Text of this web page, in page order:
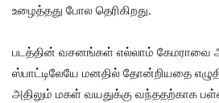
உழைத்தது போல தெரிகிறது.
படத்தின் வசனங்கள் எல்லாம் கேமராவை
ஸ்பாட்டிலேயே மனதில் தோன்றியதை
அதிலும் மகள் வயதுக்கு வந்ததற்காக